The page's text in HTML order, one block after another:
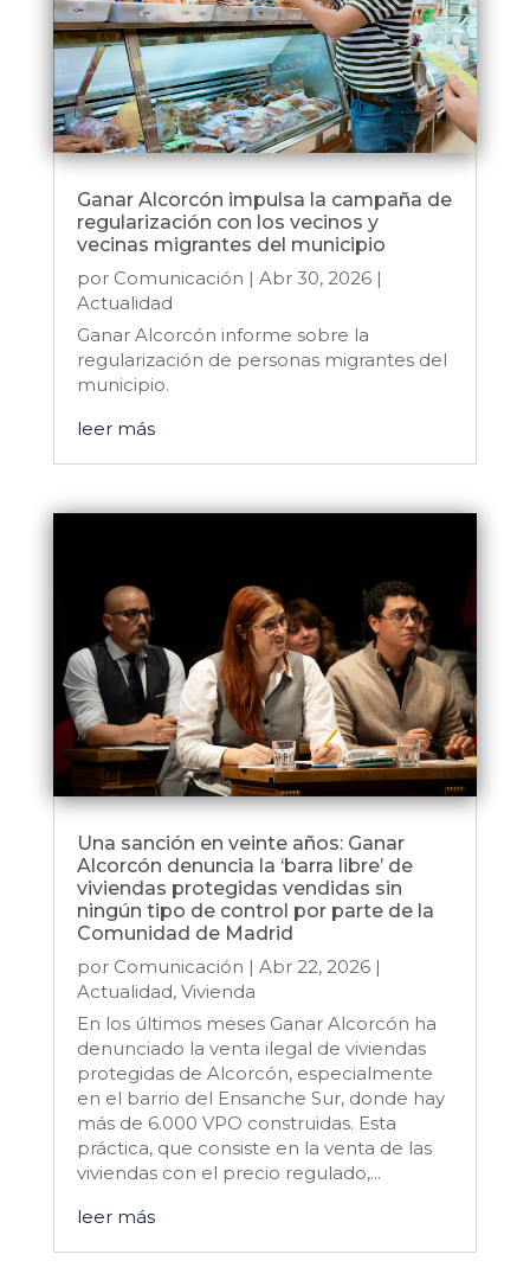
Ganar Alcorcón impulsa la campaña de
regularización con los vecinos y
vecinas migrantes del municipio
por Comunicación | Abr 30, 2026|
Actualidad
Ganar Alcorcón informe sobre la
regularización de personas migrantes del
municipio.
leer más
Una sanción en veinte años: Ganar
Alcorcón denuncia la ‘barra libre’ de
viviendas protegidas vendidas sin
ningún tipo de control por parte de la
Comunidad de Madrid
por Comunicación | Abr 22, 2026|
Actualidad, Vivienda
En los últimos meses Ganar Alcorcón ha
denunciado la venta ilegal de viviendas
protegidas de Alcorcón, especialmente
en el barrio del Ensanche Sur, donde hay
más de 6.000 VPO construidas. Esta
práctica, que consiste en la venta de las
viviendas con el precio regulado,...
leer más